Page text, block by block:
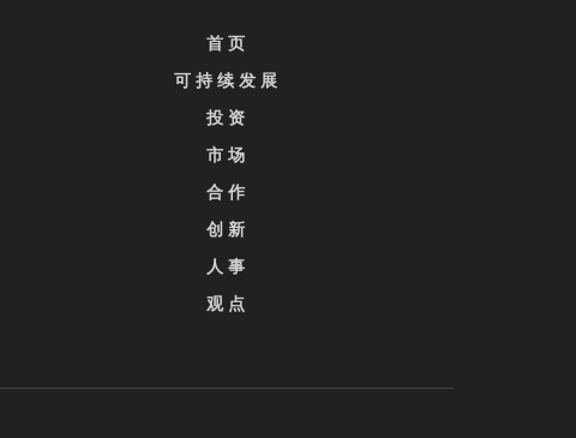
首 页
可 持 续 发 展
投 资
市 场
合 作
创 新
人 事
观 点